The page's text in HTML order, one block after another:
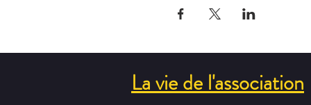
La vie de l'association